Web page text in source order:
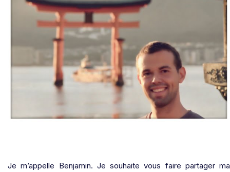
Je m’appelle Benjamin. Je souhaite vous faire partager ma